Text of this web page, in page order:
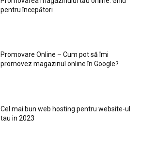
pentru începători
Promovare Online – Cum pot să îmi
promovez magazinul online în Google?
Cel mai bun web hosting pentru website-ul
tau in 2023